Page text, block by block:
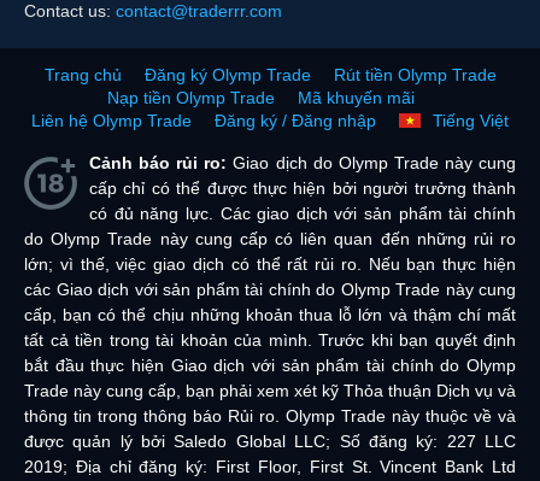
Contact us: contact@traderrr.com
Trang chủ Đăng ký Olymp Trade
Rút tiền Olymp Trade
Nạp tiền Olymp Trade
Mã khuyến mãi
Liên hệ Olymp Trade
Đăng ký / Đăng nhập Tiếng Việt
Cảnh báo rủi ro: Giao dịch do Olymp Trade này cung
cấp chỉ có thể được thực hiện bởi người trưởng thành
có đủ năng lực. Các giao dịch với sản phẩm tài chính
do Olymp Trade này cung cấp có liên quan đến những rủi ro
lớn; vì thế, việc giao dịch có thể rất rủi ro. Nếu bạn thực hiện
các Giao dịch với sản phẩm tài chính do Olymp Trade này cung
cấp, bạn có thể chịu những khoản thua lỗ lớn và thậm chí mất
tất cả tiền trong tài khoản của mình. Trước khi bạn quyết định
bắt đầu thực hiện Giao dịch với sản phẩm tài chính do Olymp
Trade này cung cấp, bạn phải xem xét kỹ Thỏa thuận Dịch vụ và
thông tin trong thông báo Rủi ro. Olymp Trade này thuộc về và
được quản lý bởi Saledo Global LLC; Số đăng ký: 227 LLC
2019; Địa chỉ đăng ký: First Floor, First St. Vincent Bank Ltd